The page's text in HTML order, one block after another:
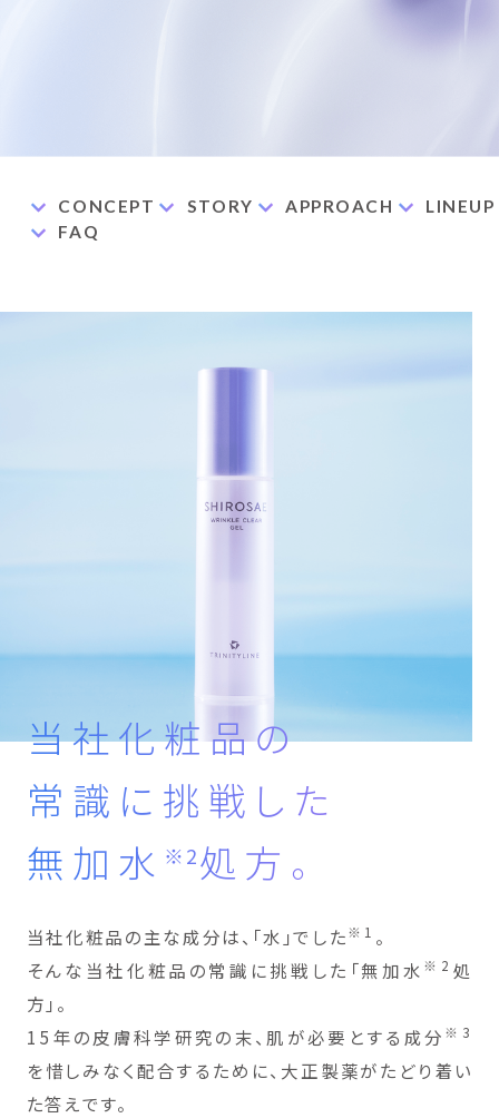
CONCEPT STORY APPROACH
LINEUP
FAQ
当社化粧品の
常識に挑戦した
無加水 ※2処方。
当社化粧品の主な成分は、「水」でした※1 。
そんな当社化粧品の常識に挑戦した「無加水 ※2 処
方」。
15年の皮膚科学研究の末、肌が必要とする成分 ※3
を惜しみなく配合するために、大正製薬がたどり着い
た答えです。